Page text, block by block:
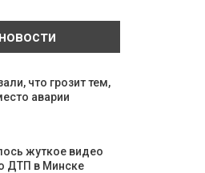
что грозит тем,
аварии
жуткое видео
ДТП в Минске